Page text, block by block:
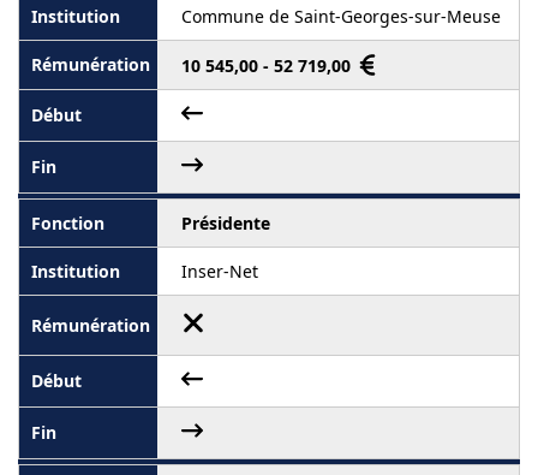
Commune de Saint-Georges-sur-Meuse
10 545,00 - 52 719,00
Présidente
Inser-Net